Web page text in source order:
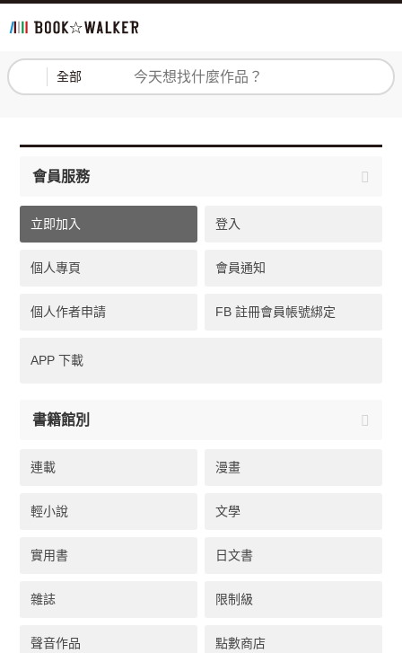
全部 登入 註冊
會員服務
立即加入 登入
個人專頁 會員通知
個人作者申請 FB 註冊會員帳號綁定
APP 下載
書籍館別
連載 漫畫
輕小說 文學
實用書 日文書
雜誌 限制級
聲音作品 點數商店